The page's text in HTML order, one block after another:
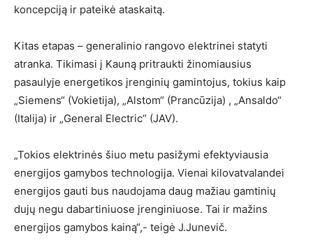
koncepciją ir pateikė ataskaitą.
Kitas etapas – generalinio rangovo elektrinei statyti
atranka. Tikimasi į Kauną pritraukti žinomiausius
pasaulyje energetikos įrenginių gamintojus, tokius kaip
„Siemens“ (Vokietija), „Alstom“ (Prancūzija) , „Ansaldo“
(Italija) ir „General Electric“ (JAV).
„Tokios elektrinės šiuo metu pasižymi efektyviausia
energijos gamybos technologija. Vienai kilovatvalandei
energijos gauti bus naudojama daug mažiau gamtinių
dujų negu dabartiniuose įrenginiuose. Tai ir mažins
energijos gamybos kainą“,- teigė J.Junevič.